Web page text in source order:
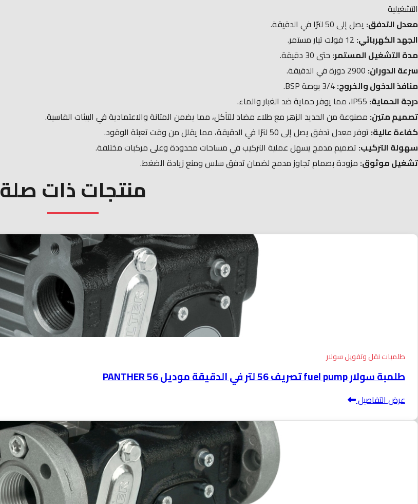
التشغيلية
معدل التدفق: يصل إلى 50 لترًا في الدقيقة.​
الجهد الكهربائي:
مدة التشغيل المستمر: حتى 30 دقيقة.​
سرعة الدوران:
منافذ الدخول والخروج:
درجة الحماية:
تصميم متين: مصنوعة من الحديد الزهر مع طلاء مضاد للتآكل، مما يضمن المتانة والاعتمادية في البيئات القاسية.​
كفاءة عالية: توفر معدل تدفق يصل إلى 50 لترًا في الدقيقة، مما يقلل من وقت تعبئة الوقود.​
سهولة التركيب: تصميم مدمج يسهل عملية التركيب في مساحات محدودة وعلى مركبات مختلفة.​
تشغيل موثوق: مزودة بصمام تجاوز مدمج لضمان تدفق سلس ومنع زيادة الضغط.​
منتجات ذات صلة
طلمبات نقل وتفويل سولار
طلمبة سولار fuel pump تصريف 56 لتر في الدقيقة موديل PANTHER 56
عرض التفاصيل